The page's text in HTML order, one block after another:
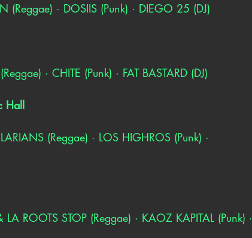
(Reggae) · DOSIIS (Punk) · DIEGO 25 (DJ)
· CHITE (Punk) · FAT BASTARD (DJ)
Hall
(Reggae) · LOS HIGHROS (Punk) ·
ROOTS STOP (Reggae) · KAOZ KAPITAL (Punk) ·